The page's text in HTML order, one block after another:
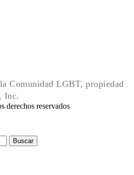
Comunidad LGBT, propiedad
Inc.
derechos reservados